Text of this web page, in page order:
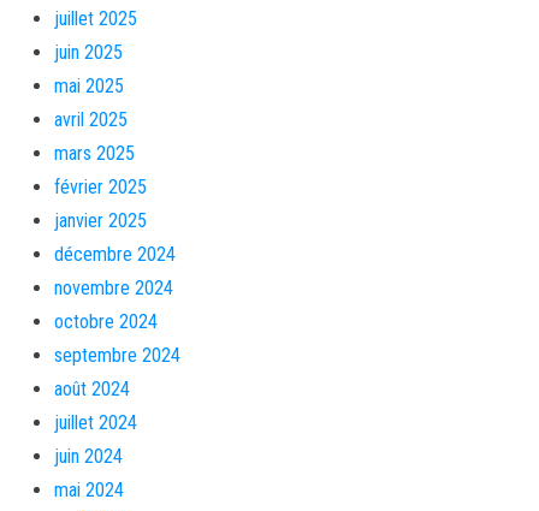
juillet 2025
juin 2025
mai 2025
avril 2025
mars 2025
février 2025
janvier 2025
décembre 2024
novembre 2024
octobre 2024
septembre 2024
août 2024
juillet 2024
juin 2024
mai 2024